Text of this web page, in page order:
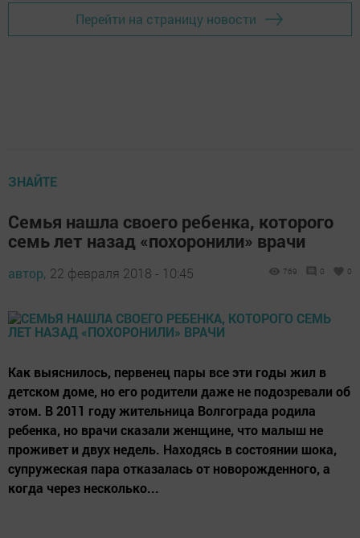
Перейти на страницу новости
ЗНАЙТЕ
Семья нашла своего ребенка, которого
семь лет назад «похоронили» врачи
автор, 22 февраля 2018 - 10:45 769 0 0
Как выяснилось, первенец пары все эти годы жил в
детском доме, но его родители даже не подозревали об
этом. В 2011 году жительница Волгограда родила
ребенка, но врачи сказали женщине, что малыш не
проживет и двух недель. Находясь в состоянии шока,
супружеская пара отказалась от новорожденного, а
когда через несколько...